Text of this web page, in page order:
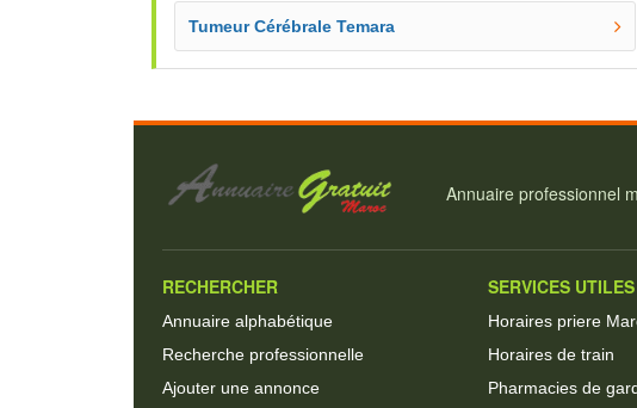
Tumeur Cérébrale Temara
Annuaire professionnel
RECHERCHER
Annuaire alphabétique
Recherche professionnelle
Ajouter une annonce
SERVICES UTILES
Horaires priere
Horaires de train
Pharmacies de